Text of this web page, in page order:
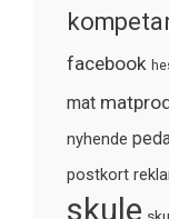
facebook
mat
nyhende
postkort
skule